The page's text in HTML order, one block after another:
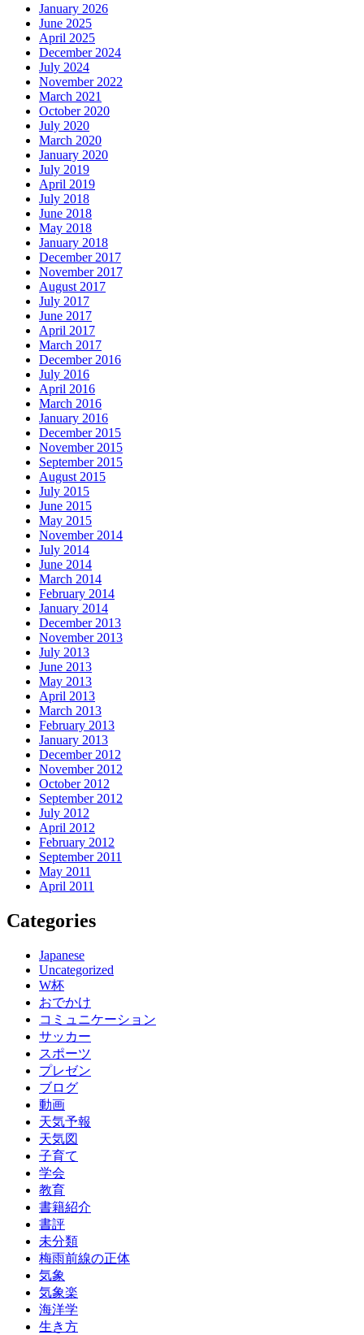
January 2026
June 2025
April 2025
December 2024
July 2024
November 2022
March 2021
October 2020
July 2020
March 2020
January 2020
July 2019
April 2019
July 2018
June 2018
May 2018
January 2018
December 2017
November 2017
August 2017
July 2017
June 2017
April 2017
March 2017
December 2016
July 2016
April 2016
March 2016
January 2016
December 2015
November 2015
September 2015
August 2015
July 2015
June 2015
May 2015
November 2014
July 2014
June 2014
March 2014
February 2014
January 2014
December 2013
November 2013
July 2013
June 2013
May 2013
April 2013
March 2013
February 2013
January 2013
December 2012
November 2012
October 2012
September 2012
July 2012
April 2012
February 2012
September 2011
May 2011
April 2011
Categories
Japanese
Uncategorized
W杯
おでかけ
コミュニケーション
サッカー
スポーツ
プレゼン
ブログ
動画
天気予報
天気図
子育て
学会
教育
書籍紹介
書評
未分類
梅雨前線の正体
気象
気象楽
海洋学
生き方